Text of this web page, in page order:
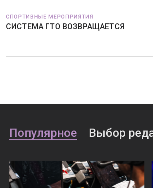
СПОРТИВНЫЕ МЕРОПРИЯТИЯ
СИСТЕМА ГТО ВОЗВРАЩАЕТСЯ
Популярное Выбор